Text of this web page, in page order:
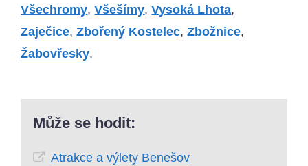
Všechromy,Všešímy,Vysoká Lhota,
Zaječice,Zbořený Kostelec,Zbožnice,
Žabovřesky.
Může se hodit:
Atrakce a výlety Benešov